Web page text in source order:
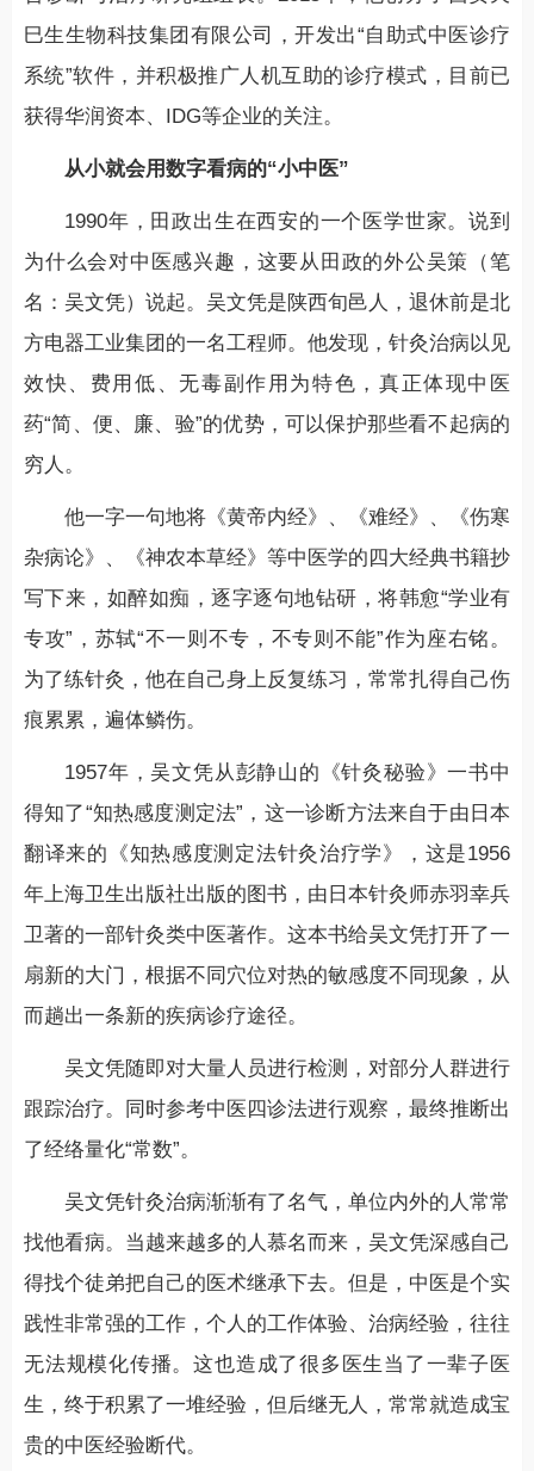
巳生生物科技集团有限公司，开发出“自助式中医诊疗
系统”软件，并积极推广人机互助的诊疗模式，目前已
获得华润资本、IDG等企业的关注。
从小就会用数字看病的“小中医”
1990年，田政出生在西安的一个医学世家。说到
为什么会对中医感兴趣，这要从田政的外公吴策（笔
名：吴文凭）说起。吴文凭是陕西旬邑人，退休前是北
方电器工业集团的一名工程师。他发现，针灸治病以见
效快、费用低、无毒副作用为特色，真正体现中医
药“简、便、廉、验”的优势，可以保护那些看不起病的
穷人。
他一字一句地将《黄帝内经》、《难经》、《伤寒
杂病论》、《神农本草经》等中医学的四大经典书籍抄
写下来，如醉如痴，逐字逐句地钻研，将韩愈“学业有
专攻”，苏轼“不一则不专，不专则不能”作为座右铭。
为了练针灸，他在自己身上反复练习，常常扎得自己伤
痕累累，遍体鳞伤。
1957年，吴文凭从彭静山的《针灸秘验》一书中
得知了“知热感度测定法”，这一诊断方法来自于由日本
翻译来的《知热感度测定法针灸治疗学》，这是1956
年上海卫生出版社出版的图书，由日本针灸师赤羽幸兵
卫著的一部针灸类中医著作。这本书给吴文凭打开了一
扇新的大门，根据不同穴位对热的敏感度不同现象，从
而趟出一条新的疾病诊疗途径。
吴文凭随即对大量人员进行检测，对部分人群进行
跟踪治疗。同时参考中医四诊法进行观察，最终推断出
了经络量化“常数”。
吴文凭针灸治病渐渐有了名气，单位内外的人常常
找他看病。当越来越多的人慕名而来，吴文凭深感自己
得找个徒弟把自己的医术继承下去。但是，中医是个实
践性非常强的工作，个人的工作体验、治病经验，往往
无法规模化传播。这也造成了很多医生当了一辈子医
生，终于积累了一堆经验，但后继无人，常常就造成宝
贵的中医经验断代。